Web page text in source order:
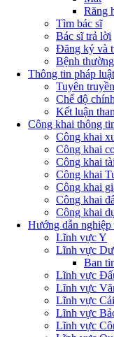
Răng
Tìm bác sĩ
Bác sĩ trả lời
Đăng ký và
Bệnh
Thông tin pháp
Tuyên
Chế độ
Kết luận
Công khai thông
Công khai
Công khai
Công khai
Công khai
Công khai
Công khai
Công khai
Hướng dẫn nghiệp
Lĩnh vực Y
Lĩnh vực
Ban
Lĩnh vực
Lĩnh vực
Lĩnh vực
Lĩnh vực
Lĩnh vực